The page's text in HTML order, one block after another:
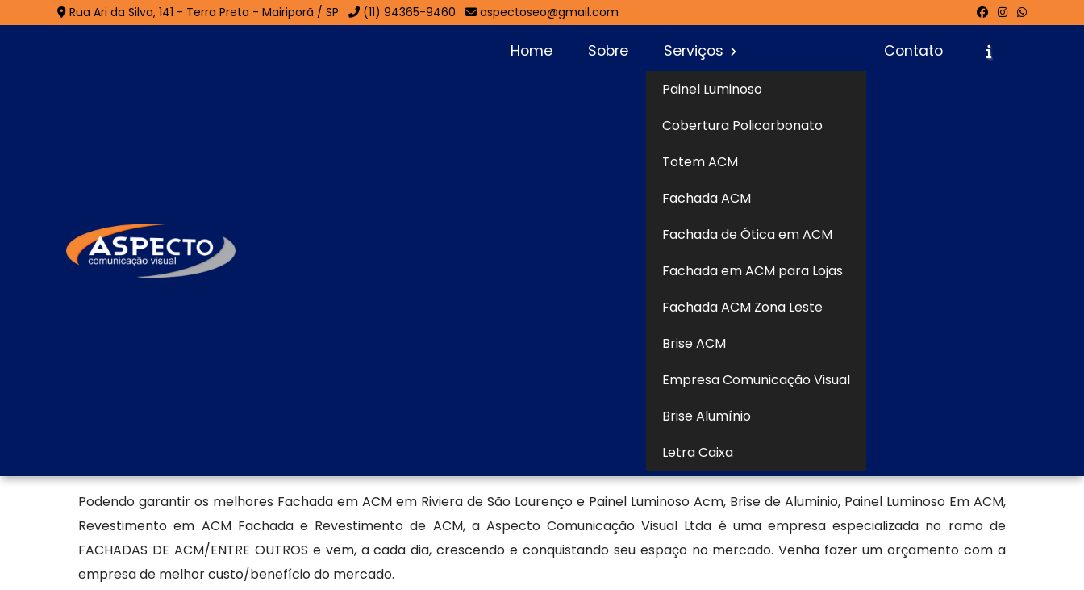
Rua Ari da Silva, 141 - Terra Preta - Mairiporã / SP (11) 94365-9460 aspectoseo@gmail.com
Home Sobre Serviços
Painel Luminoso
Cobertura Policarbonato
Totem ACM
Fachada ACM
Fachada de Ótica em ACM
Fachada em ACM para Lojas
Fachada ACM Zona Leste
Brise ACM
Empresa Comunicação Visual
Brise Alumínio
Letra Caixa
Contato
Solicite um Orçamento
AFachada em ACM em Riviera de São Lourenço
utilizada em projetos de comunicação visual devido à sua leveza, resistência e excelente
acabamento. Composta por chapas de alumínio unidas por um núcleo de polietileno, ela oferece
aplicação de diferentes cores, texturas e recortes personalizados, adaptando-se facilmente a
diferentes identidades visuais. A Fachada em ACM em Riviera de São Lourenço também garante um
Encontre uma empresa especializada em produção de fachada em ACM
Podendo garantir os melhores Fachada em ACM em Riviera de São Lourenço e Painel Luminoso Acm, Brise de Aluminio, Painel Luminoso Em ACM,
Revestimento em ACM Fachada e Revestimento de ACM, a Aspecto Comunicação Visual Ltda é uma empresa especializada no ramo de
FACHADAS DE ACM/ENTRE OUTROS e vem, a cada dia, crescendo e conquistando seu espaço no mercado. Venha fazer um orçamento com a
empresa de melhor custo/benefício do mercado.
Informações